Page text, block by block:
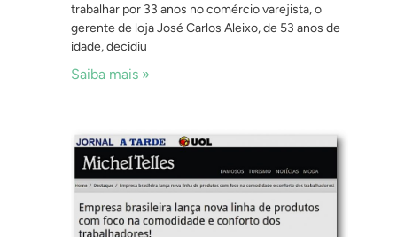
trabalhar por 33 anos no comércio varejista, o
gerente de loja José Carlos Aleixo, de 53 anos de
idade, decidiu
Saiba mais »